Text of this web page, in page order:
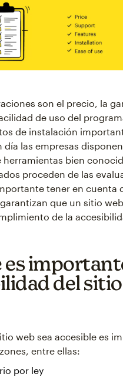
son el precio, la
de uso del
de instalación
día las empresas
herramientas bien
proceden de las
tener en cuenta
que un sitio
de la
es
del sitio
web sea accesible es
entre ellas:
por ley